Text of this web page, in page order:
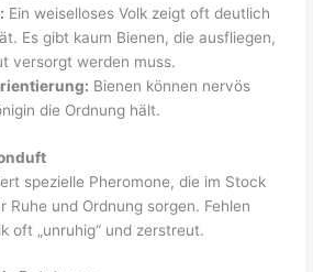
Ein weiselloses Volk zeigt oft deutlich
Es gibt kaum Bienen, die ausfliegen,
versorgt werden muss.
Bienen können nervös
die Ordnung hält.
spezielle Pheromone, die im Stock
Ruhe und Ordnung sorgen. Fehlen
oft „unruhig“ und zerstreut.